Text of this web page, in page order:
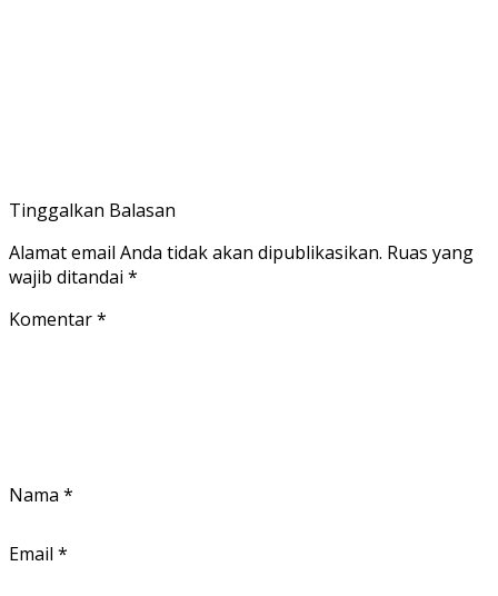
Tinggalkan Balasan
Alamat email Anda tidak akan dipublikasikan. Ruas yang
wajib ditandai *
Komentar*
Nama *
Email *